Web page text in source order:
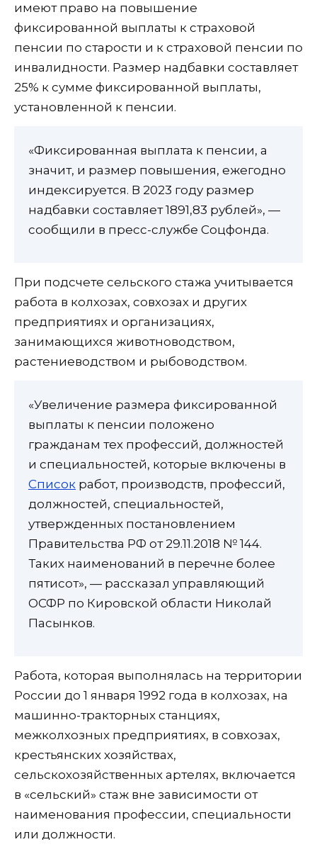
имеют право на повышение
фиксированной выплаты к страховой
пенсии по старости и к страховой пенсии по
инвалидности. Размер надбавки составляет
25% к сумме фиксированной выплаты,
установленной к пенсии.
«Фиксированная выплата к пенсии, а
значит, и размер повышения, ежегодно
индексируется. В 2023 году размер
надбавки составляет 1891,83 рублей», —
сообщили в пресс-службе Соцфонда.
При подсчете сельского стажа учитывается
работа в колхозах, совхозах и других
предприятиях и организациях,
занимающихся животноводством,
растениеводством и рыбоводством.
«Увеличение размера фиксированной
выплаты к пенсии положено
гражданам тех профессий, должностей
и специальностей, которые включены в
Список работ, производств, профессий,
должностей, специальностей,
утвержденных постановлением
Правительства РФ от 29.11.2018 № 144.
Таких наименований в перечне более
пятисот», — рассказал управляющий
ОСФР по Кировской области Николай
Пасынков.
Работа, которая выполнялась на территории
России до 1 января 1992 года в колхозах, на
машинно-тракторных станциях,
межколхозных предприятиях, в совхозах,
крестьянских хозяйствах,
сельскохозяйственных артелях, включается
в «сельский» стаж вне зависимости от
наименования профессии, специальности
или должности.